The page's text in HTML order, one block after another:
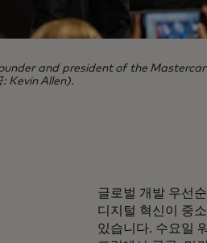
and president of the
Kevin Allen).
글로벌 개발 우선
디지털 혁신이 중
있습니다. 수요일